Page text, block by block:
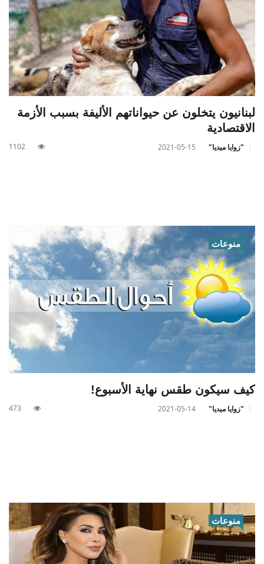
لبنانيون يتخلون عن حيواناتهم الأليفة بسبب الأزمة
الاقتصادية
"زوايا ميديا" 2021-05-15
1102
منوعات
كيف سيكون طقس نهاية الأسبوع!
"زوايا ميديا" 2021-05-14
473
منوعات